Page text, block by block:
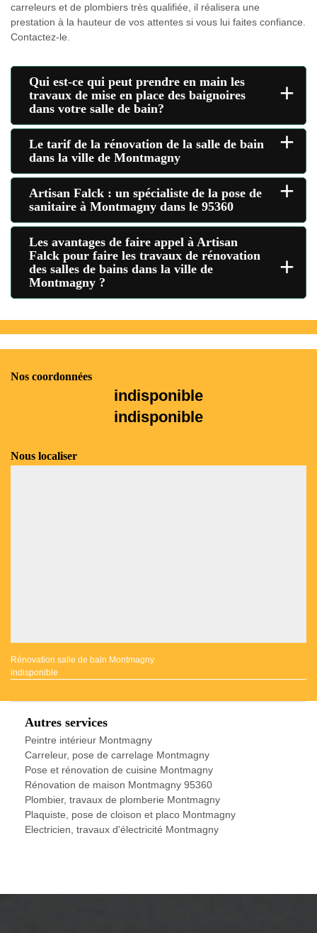
carreleurs et de plombiers très qualifiée, il réalisera une
prestation à la hauteur de vos attentes si vous lui faites confiance.
Contactez-le.
Qui est-ce qui peut prendre en main les
travaux de mise en place des baignoires
dans votre salle de bain?
+
Le tarif de la rénovation de la salle de bain
dans la ville de Montmagny
+
Artisan Falck : un spécialiste de la pose de
sanitaire à Montmagny dans le 95360
+
Les avantages de faire appel à Artisan
Falck pour faire les travaux de rénovation
des salles de bains dans la ville de
Montmagny ?
+
Nos coordonnées
indisponible
indisponible
Nous localiser
Rénovation salle de bain Montmagny
indisponible
Autres services
Peintre intérieur Montmagny
Carreleur, pose de carrelage Montmagny
Pose et rénovation de cuisine Montmagny
Rénovation de maison Montmagny 95360
Plombier, travaux de plomberie Montmagny
Plaquiste, pose de cloison et placo Montmagny
Electricien, travaux d'électricité Montmagny